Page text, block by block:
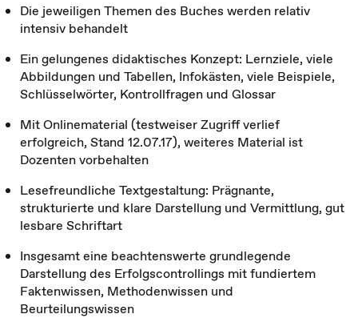
Die jeweiligen Themen des Buches werden relativ
intensiv behandelt
Ein gelungenes didaktisches Konzept: Lernziele, viele
Abbildungen und Tabellen, Infokästen, viele Beispiele,
Schlüsselwörter, Kontrollfragen und Glossar
Mit Onlinematerial (testweiser Zugriff verlief
erfolgreich, Stand 12.07.17), weiteres Material ist
Dozenten vorbehalten
Lesefreundliche Textgestaltung: Prägnante,
strukturierte und klare Darstellung und Vermittlung, gut
lesbare Schriftart
Insgesamt eine beachtenswerte grundlegende
Darstellung des Erfolgscontrollings mit fundiertem
Faktenwissen, Methodenwissen und
Beurteilungswissen